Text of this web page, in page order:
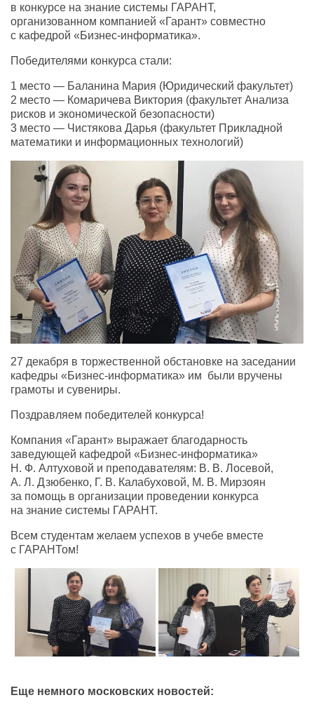
в конкурсе на знание системы ГАРАНТ,
организованном компанией «Гарант» совместно
с кафедрой «Бизнес-информатика».
Победителями конкурса стали:
1 место — Баланина Мария (Юридический факультет)
2 место — Комаричева Виктория (факультет Анализа
рисков и экономической безопасности)
3 место — Чистякова Дарья (факультет Прикладной
математики и информационных технологий)
27 декабря в торжественной обстановке на заседании
кафедры «Бизнес-информатика» им были вручены
грамоты и сувениры.
Поздравляем победителей конкурса!
Компания «Гарант» выражает благодарность
заведующей кафедрой «Бизнес-информатика»
Н. Ф. Алтуховой и преподавателям: В. В. Лосевой,
А. Л. Дзюбенко, Г. В. Калабуховой, М. В. Мирзоян
за помощь в организации проведении конкурса
на знание системы ГАРАНТ.
Всем студентам желаем успехов в учебе вместе
с ГАРАНТом!
Еще немного московских новостей: